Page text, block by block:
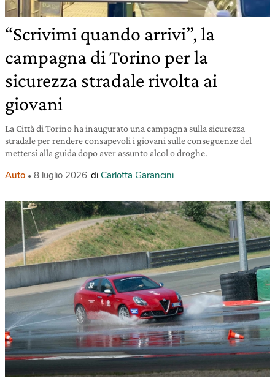
“Scrivimi quando arrivi”, la
campagna di Torino per la
sicurezza stradale rivolta ai
giovani
La Città di Torino ha inaugurato una campagna sulla sicurezza
stradale per rendere consapevoli i giovani sulle conseguenze del
mettersi alla guida dopo aver assunto alcol o droghe.
Auto 8 luglio 2026 di Carlotta Garancini